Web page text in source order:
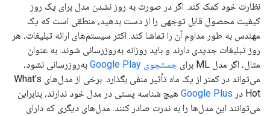
نظارت خود کمک کند. اگر در صورت به روز نشدن مدل برای یک روز
کیفیت محصول قابل توجهی را از دست بدهید، منطقی است که یک
مهندس به طور مداوم آن را تماشا کند. اکثر سیستم‌های ارائه تبلیغات، هر
روز تبلیغات جدیدی دارند و باید روزانه به‌روزرسانی شوند. به عنوان
مثال، اگر مدل ML برای
جستجوی Google Play
به‌روزرسانی نشود،
می‌تواند در کمتر از یک ماه تأثیر منفی بگذارد. برخی از مدل‌های What's
Hot در
Google Plus هیچ شناسه پستی در مدل خود ندارند، بنابراین
می‌توانند این مدل‌ها را به ندرت صادر کنند. مدل‌های دیگری که دارای